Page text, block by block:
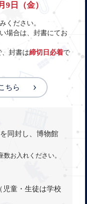
9日（金）
ください。
場合は、封書にてお
、封書は締切日必着で
ちら
同封し、博物館
お入れください。
（児童・生徒は学校